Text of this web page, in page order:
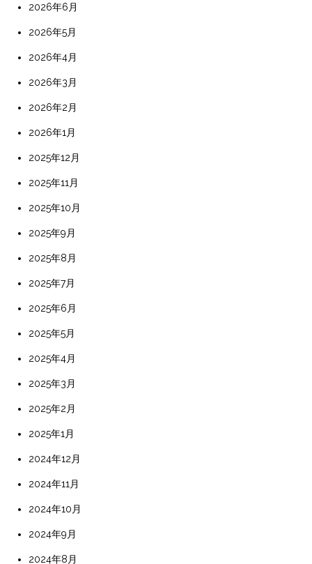
2026年6月
2026年5月
2026年4月
2026年3月
2026年2月
2026年1月
2025年12月
2025年11月
2025年10月
2025年9月
2025年8月
2025年7月
2025年6月
2025年5月
2025年4月
2025年3月
2025年2月
2025年1月
2024年12月
2024年11月
2024年10月
2024年9月
2024年8月